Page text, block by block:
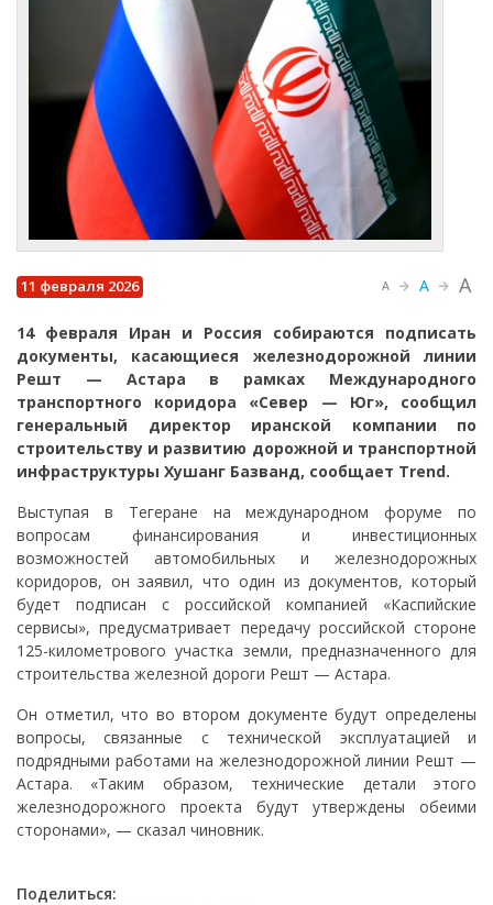
11 февраля 2026 A A A
14 февраля Иран и Россия собираются подписать
документы, касающиеся железнодорожной линии
Решт — Астара в рамках Международного
транспортного коридора «Север — Юг», сообщил
генеральный директор иранской компании по
строительству и развитию дорожной и транспортной
инфраструктуры Хушанг Базванд, сообщает Trend.
Выступая в Тегеране на международном форуме по
вопросам финансирования и инвестиционных
возможностей автомобильных и железнодорожных
коридоров, он заявил, что один из документов, который
будет подписан с российской компанией «Каспийские
сервисы», предусматривает передачу российской стороне
125-километрового участка земли, предназначенного для
строительства железной дороги Решт — Астара.
Он отметил, что во втором документе будут определены
вопросы, связанные с технической эксплуатацией и
подрядными работами на железнодорожной линии Решт —
Астара. «Таким образом, технические детали этого
железнодорожного проекта будут утверждены обеими
сторонами», — сказал чиновник.
Поделиться: